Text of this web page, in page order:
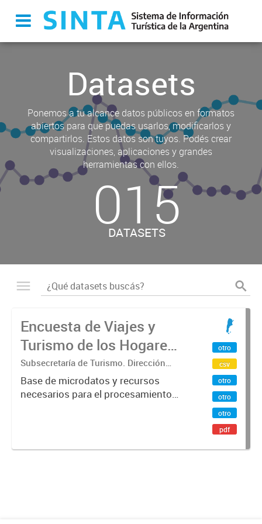
Datasets
Ponemos a tu alcance datos públicos en formatos
abiertos para que puedas usarlos, modificarlos y
compartirlos. Estos datos son tuyos. Podés crear
visualizaciones, aplicaciones y grandes
herramientas con ellos.
015
DATASETS
Encuesta de Viajes y
Turismo de los Hogares
(EVyTH) - Microdatos
Subsecretaría de Turismo. Dirección
Nacional de Mercados y Estadística
Base de microdatos y recursos
necesarios para el procesamiento
otro
csv
otro
otro
otro
pdf